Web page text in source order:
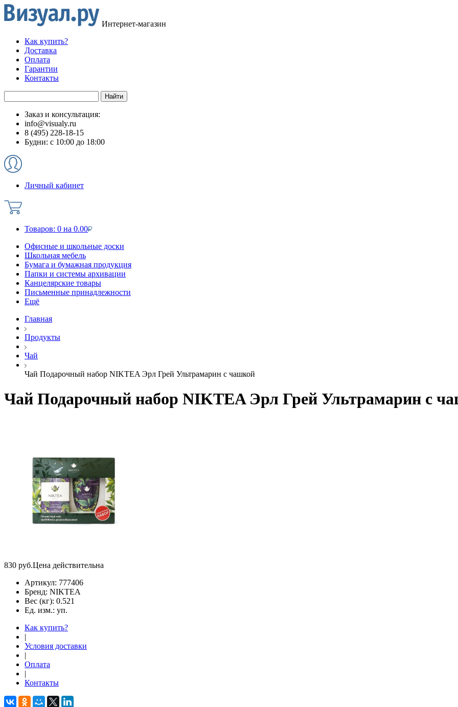
Интернет-магазин
Как купить?
Доставка
Оплата
Гарантии
Контакты
Заказ и консультация:
info@visualy.ru
8 (495) 228-18-15
Будни: с 10:00 до 18:00
Личный кабинет
Товаров: 0 на 0.00
Офисные и школьные доски
Школьная мебель
Бумага и бумажная продукция
Папки и системы архивации
Канцелярские товары
Письменные принадлежности
Ещё
Главная
Продукты
Чай
Чай Подарочный набор NIKTEA Эрл Грей Ультрамарин с чашкой
Чай Подарочный набор NIKTEA Эрл Грей Ультрамарин с
830 руб.Цена действительна
Артикул: 777406
Бренд: NIKTEA
Вес (кг): 0.521
Ед. изм.: уп.
Как купить?
|
Условия доставки
|
Оплата
|
Контакты